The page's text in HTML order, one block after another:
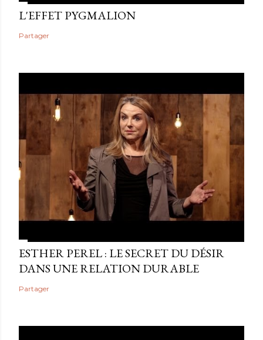
L'EFFET PYGMALION
Partager
ESTHER PEREL : LE SECRET DU DÉSIR
DANS UNE RELATION DURABLE
Partager